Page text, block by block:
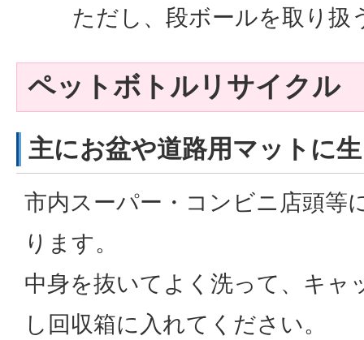
ただし、段ボールを取り扱
ペットボトルリサイクル
主にお盆や道路用マットに
市内スーパー・コンビニ店頭等
ります。
中身を抜いてよく洗って、キャ
し回収箱に入れてください。